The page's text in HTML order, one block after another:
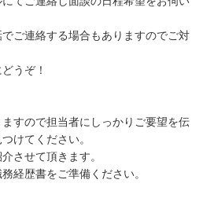
ご連絡する場合もありますのでご対
うぞ！
すので担当者にしっかりご要望を伝
けてください。
させて頂きます。
経歴書をご準備ください。